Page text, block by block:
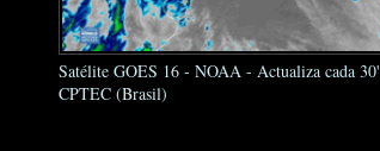
Satélite GOES 16 - NOAA - Actualiza cada 30'
CPTEC (Brasil)